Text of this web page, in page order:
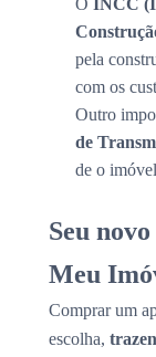
O INCC
pela
com os
Outro
de
de o
Seu
Meu
Comprar um
escolha,